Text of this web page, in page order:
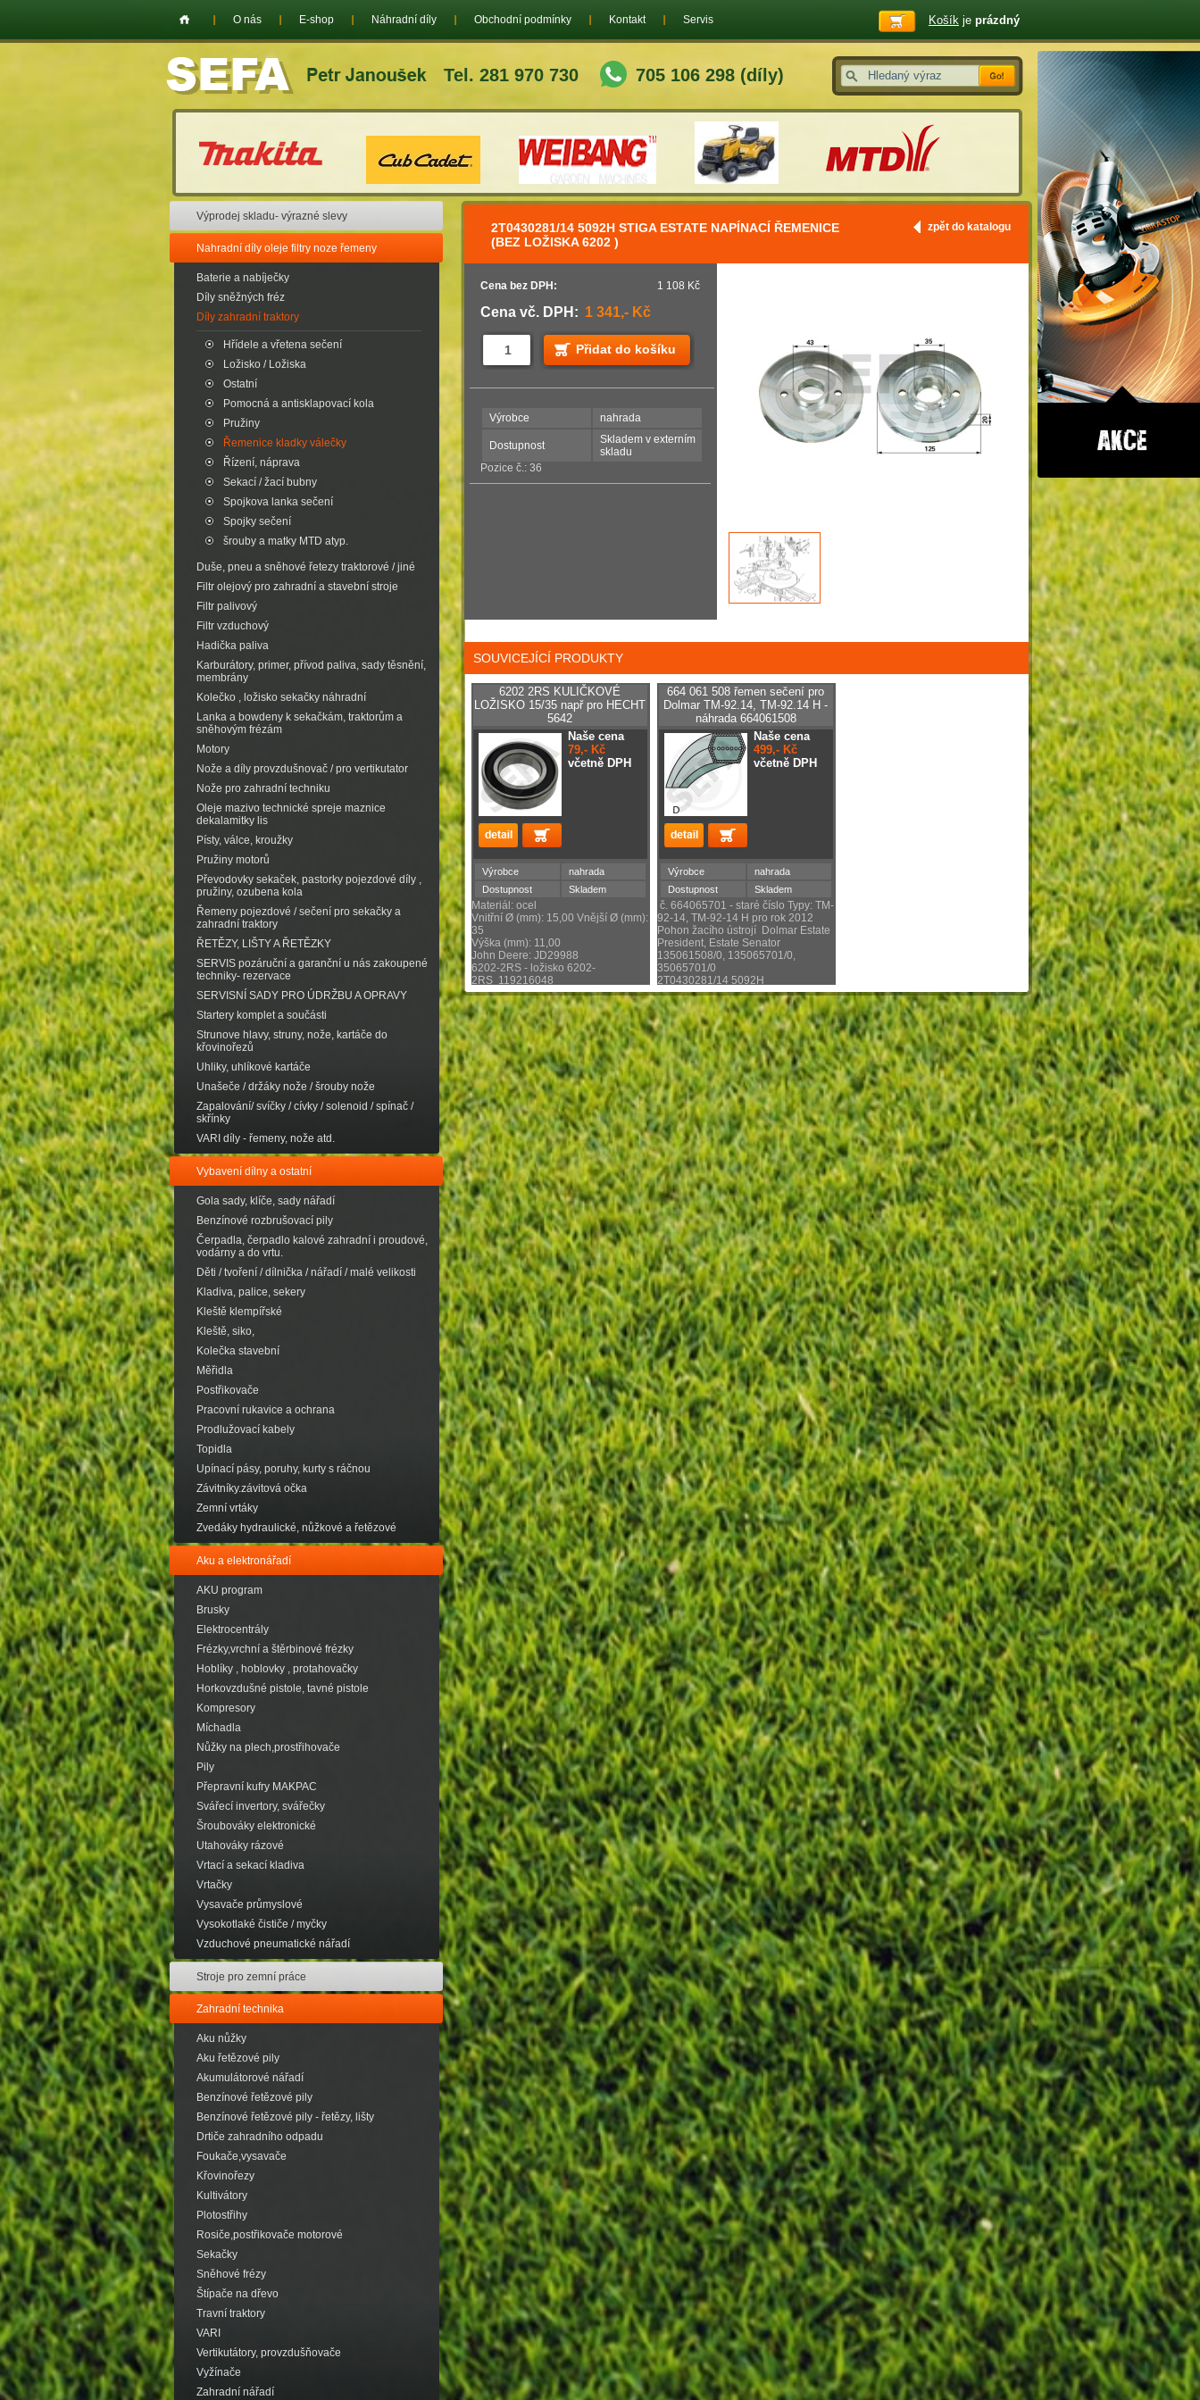
Tel. 281 970 730 705 106 298 (díly)
O nás E-shop Náhradní díly Obchodní podmínky Kontakt Servis Košík je prázdný
Výprodej skladu- výrazné slevy
Nahradní díly oleje filtry noze řemeny
Baterie a nabíječky
Díly sněžných fréz
Díly zahradní traktory
Hřídele a vřetena sečení
Ložisko / Ložiska
Ostatní
Pomocná a antisklapovací kola
Pružiny
Řemenice kladky válečky
Řízení, náprava
Sekací / žací bubny
Spojkova lanka sečení
Spojky sečení
šrouby a matky MTD atyp.
Duše, pneu a sněhové řetezy traktorové / jiné
Filtr olejový pro zahradní a stavební stroje
Filtr palivový
Filtr vzduchový
Hadička paliva
Karburátory, primer, přívod paliva, sady těsnění,
membrány
Kolečko , ložisko sekačky náhradní
Lanka a bowdeny k sekačkám, traktorům a
sněhovým frézám
Motory
Nože a díly provzdušnovač / pro vertikutator
Nože pro zahradní techniku
Oleje mazivo technické spreje maznice
dekalamitky lis
Písty, válce, kroužky
Pružiny motorů
Převodovky sekaček, pastorky pojezdové díly ,
pružiny, ozubena kola
Řemeny pojezdové / sečení pro sekačky a
zahradní traktory
ŘETĚZY, LIŠTY A ŘETĚZKY
SERVIS pozáruční a garanční u nás zakoupené
techniky- rezervace
SERVISNÍ SADY PRO ÚDRŽBU A OPRAVY
Startery komplet a součásti
Strunove hlavy, struny, nože, kartáče do
křovinořezů
Uhliky, uhlíkové kartáče
Unašeče / držáky nože / šrouby nože
Zapalování/ svíčky / cívky / solenoid / spínač /
skřínky
VARI díly - řemeny, nože atd.
Vybavení dílny a ostatní
Gola sady, klíče, sady nářadí
Benzínové rozbrušovací pily
Čerpadla, čerpadlo kalové zahradní i proudové,
vodárny a do vrtu.
Děti / tvoření / dílnička / nářadí / malé velikosti
Kladiva, palice, sekery
Kleště klempířské
Kleště, siko,
Kolečka stavební
Měřidla
Postřikovače
Pracovní rukavice a ochrana
Prodlužovací kabely
Topidla
Upínací pásy, poruhy, kurty s ráčnou
Závitníky.závitová očka
Zemní vrtáky
Zvedáky hydraulické, nůžkové a řetězové
Aku a elektronářadí
AKU program
Brusky
Elektrocentrály
Frézky,vrchní a štěrbinové frézky
Hoblíky , hoblovky , protahovačky
Horkovzdušné pistole, tavné pistole
Kompresory
Míchadla
Nůžky na plech,prostřihovače
Pily
Přepravní kufry MAKPAC
Svářecí invertory, svářečky
Šroubováky elektronické
Utahováky rázové
Vrtací a sekací kladiva
Vrtačky
Vysavače průmyslové
Vysokotlaké čističe / myčky
Vzduchové pneumatické nářadí
Stroje pro zemní práce
Zahradní technika
Aku nůžky
Aku řetězové pily
Akumulátorové nářadí
Benzínové řetězové pily
Benzínové řetězové pily - řetězy, lišty
Drtiče zahradního odpadu
Foukače,vysavače
Křovinořezy
Kultivátory
Plotostřihy
Rosiče,postřikovače motorové
Sekačky
Sněhové frézy
Štípače na dřevo
Travní traktory
VARI
Vertikutátory, provzdušňovače
Vyžínače
Zahradní nářadí
zpět do katalogu
2T0430281/14 5092H STIGA ESTATE NAPÍNACÍ ŘEMENICE
(BEZ LOŽISKA 6202 )
Cena bez DPH: 1 108 Kč
Cena vč. DPH: 1 341,- Kč
Přidat do košíku
Výrobce nahrada
Dostupnost
Skladem v externím
skladu
Pozice č.: 36
SOUVICEJÍCÍ PRODUKTY
6202 2RS KULIČKOVÉ
LOŽISKO 15/35 např pro HECHT
5642
Naše cena
79,- Kč
včetně DPH
Výrobce
nahrada
Dostupnost
Skladem
Materiál: ocel
Vnitřní Ø (mm): 15,00 Vnější Ø (mm):
35
Výška (mm): 11,00
John Deere: JD29988
6202-2RS - ložisko 6202-
2RS 119216048
664 061 508 řemen sečení pro
Dolmar TM-92.14, TM-92.14 H -
náhrada 664061508
Naše cena
499,- Kč
včetně DPH
Výrobce
nahrada
Dostupnost
Skladem
č. 664065701 - staré číslo Typy: TM-
92-14, TM-92-14 H pro rok 2012
Pohon žacího ústrojí Dolmar Estate
President, Estate Senator
135061508/0, 135065701/0,
35065701/0
2T0430281/14 5092H